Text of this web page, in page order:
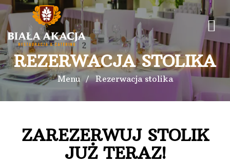
REZERWACJA STOLIKA
Menu Rezerwacja stolika
ZAREZERWUJ STOLIK
JUŻ TERAZ!